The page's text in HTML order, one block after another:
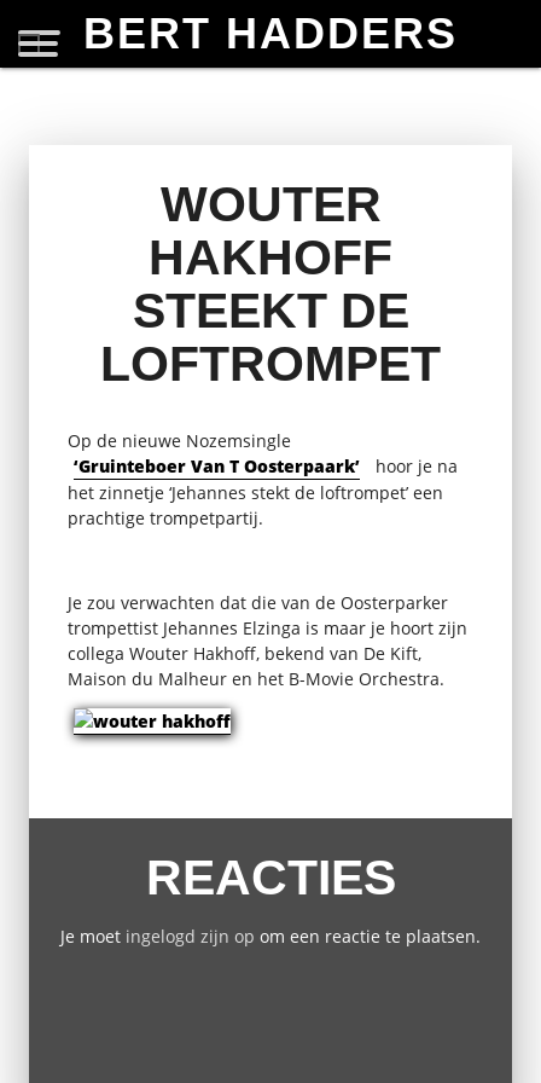
BERT HADDERS
WOUTER
HAKHOFF
STEEKT DE
LOFTROMPET
Op de nieuwe Nozemsingle
‘Gruinteboer Van T Oosterpaark’
hoor je na
het zinnetje ‘Jehannes stekt de loftrompet’ een
prachtige trompetpartij.
Je zou verwachten dat die van de Oosterparker
trompettist Jehannes Elzinga is maar je hoort zijn
collega Wouter Hakhoff, bekend van De Kift,
Maison du Malheur en het B-Movie Orchestra.
REACTIES
Je moet ingelogd zijn op om een reactie te plaatsen.